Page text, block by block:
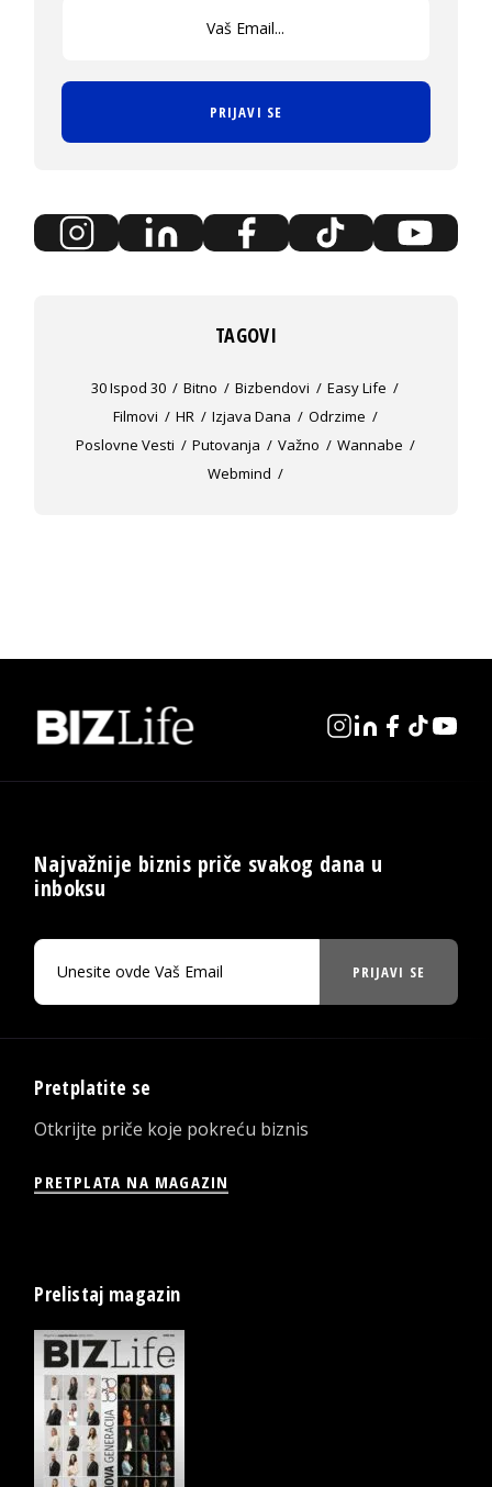
PRIJAVI SE
TAGOVI
30 Ispod 30 Bitno Bizbendovi
Easy Life
Filmovi
HR Izjava Dana
Odrzime
Poslovne Vesti
Putovanja Važno
Wannabe
Webmind
Najvažnije biznis priče svakog dana u
inboksu
PRIJAVI SE
Pretplatite se
Otkrijte priče koje pokreću biznis
PRETPLATA NA MAGAZIN
Prelistaj magazin